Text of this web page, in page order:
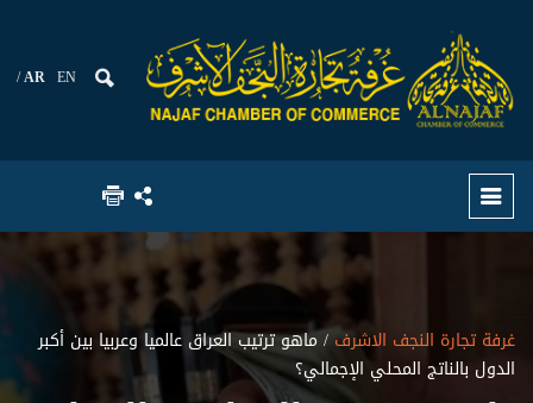
AR EN
غرفة تجارة النجف الاشرف/ ماهو ترتيب العراق عالميا وعربيا بين أكبر
الدول بالناتج المحلي الإجمالي؟